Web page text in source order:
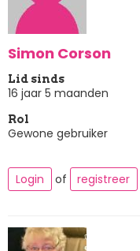
Simon Corson
Lid sinds
16 jaar 5 maanden
Rol
Gewone gebruiker
Login of registreer